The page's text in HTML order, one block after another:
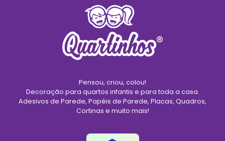
Pensou, criou, colou!
Decoração para quartos infantis e para toda a casa.
Adesivos de Parede, Papéis de Parede, Placas, Quadros,
Cortinas e muito mais!